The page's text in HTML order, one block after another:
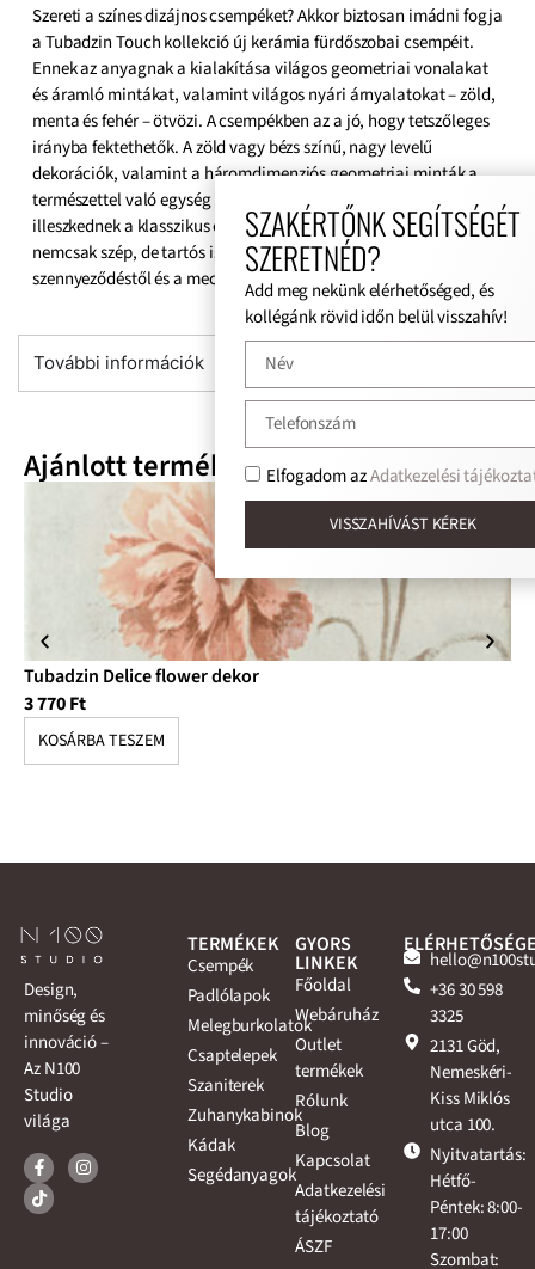
Szereti a színes dizájnos csempéket? Akkor biztosan imádni fogja
a Tubadzin Touch kollekció új kerámia fürdőszobai csempéit.
Ennek az anyagnak a kialakítása világos geometriai vonalakat
és áramló mintákat, valamint világos nyári árnyalatokat – zöld,
menta és fehér – ötvözi. A csempékben az a jó, hogy tetszőleges
irányba fektethetők. A zöld vagy bézs színű, nagy levelű
dekorációk, valamint a háromdimenziós geometriai minták a
természettel való egység hatását hozzák létre, és sikeresen
illeszkednek a klasszikus és modern belső terekbe is. Ez a csempe
nemcsak szép, de tartós is – nem fél a nedvességtől, a
szennyeződéstől és a mechanikai sérülésektől.
További információk
Ajánlott termékek
Tubadzin Delice flower dekor
3 770Ft
KOSÁRBA TESZEM
Design,
minőség és
innováció –
Az N100
Studio
világa
TERMÉKEK
Csempék
Padlólapok
Melegburkolatok
Csaptelepek
Szaniterek
Zuhanykabinok
Kádak
Segédanyagok
GYORS
LINKEK
Főoldal
Webáruház
Outlet
termékek
Rólunk
Blog
Kapcsolat
Adatkezelési
tájékoztató
ÁSZF
+36 30 598
3325
2131 Göd,
Nemeskéri-
Kiss Miklós
utca 100.
Nyitvatartás:
Hétfő-
Péntek: 8:00-
17:00
Szombat:
SZAKÉRTŐNK SEGÍTSÉGÉT
SZERETNÉD?
Add meg nekünk elérhetőséged, és
kollégánk rövid időn belül visszahív!
Elfogadom azAdatkezelési
VISSZAHÍVÁST KÉREK